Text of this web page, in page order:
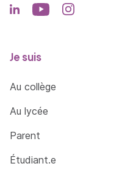
Je suis
Au collège
Au lycée
Parent
Étudiant.e